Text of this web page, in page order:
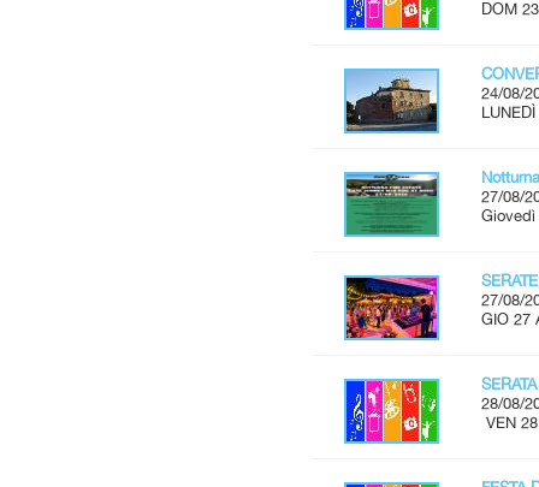
DOM
24/08/
27/08/
Giovedì
27/08/
GIO 27
28/08/
VEN